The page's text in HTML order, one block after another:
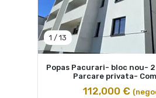
1 / 13
Popas Pacurari- bloc nou-
Parcare privata-
112,000 €